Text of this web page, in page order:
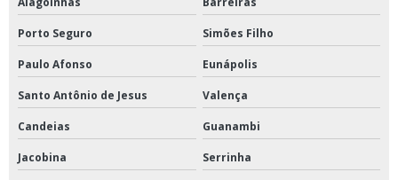
Porto Seguro Simões Filho
Paulo Afonso Eunápolis
Santo Antônio de Jesus Valença
Candeias Guanambi
Jacobina Serrinha